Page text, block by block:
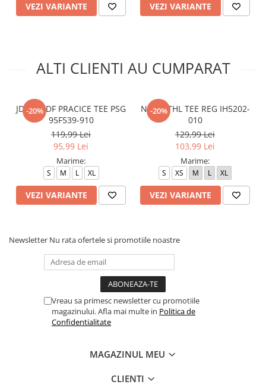
VEZI VARIANTE VEZI VARIANTE
ALTI CLIENTI AU CUMPARAT
-20%
JDN MJ DF PRACICE TEE PSG
95F539-910
119,99 Lei
95,99 Lei
Marime:
S M L XL
VEZI VARIANTE
-20%
NSW ATHL TEE REG IH5202-
010
129,99 Lei
103,99 Lei
Marime:
S XS M L XL
VEZI VARIANTE
Newsletter Nu rata ofertele si promotiile noastre
Vreau sa primesc newsletter cu promotiile
magazinului. Afla mai multe in Politica de
Confidentialitate
MAGAZINUL MEU
CLIENTI